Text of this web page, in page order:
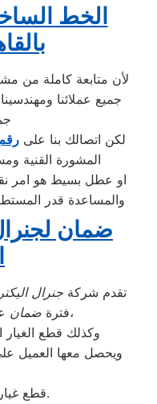
الخط
لأن متابعة كاملة من
جميع عملائنا
لكن اتصالك بنا على
المشورة القنية
او عطل بسيط هو امر
والمساعدة قدر
ضمان
تقدم شركةجنرال
فترةضمان
على جميع الأجهزة المنزلية،
وكذلك قطع الغيار
ويحصل معها العميل
قطع غيار و تكلفة صيانة عالية.